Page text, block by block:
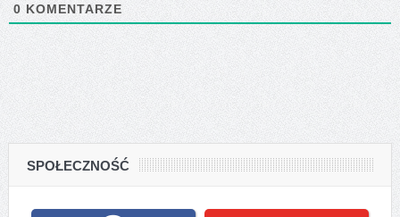
0 KOMENTARZE
SPOŁECZNOŚĆ